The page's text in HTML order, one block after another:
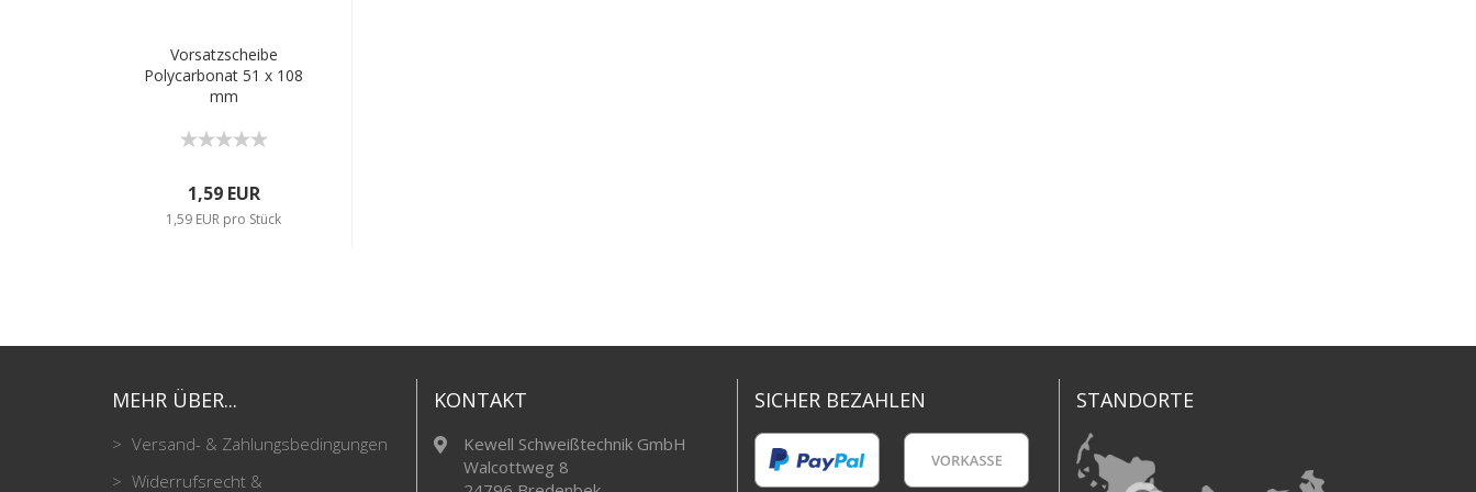
Vorsatzscheibe
Polycarbonat 51 x 108
mm
1,59 EUR
1,59 EUR pro Stück
MEHR ÜBER...
Versand- & Zahlungsbedingungen
Widerrufsrecht &
KONTAKT
Kewell Schweißtechnik GmbH
Walcottweg 8
SICHER BEZAHLEN STANDORTE